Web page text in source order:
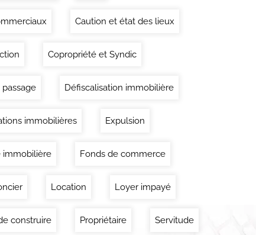
Caution et état des lieux
Copropriété et Syndic
Défiscalisation immobilière
immobilières Expulsion
immobilière Fonds de commerce
Location Loyer impayé
construire Propriétaire Servitude